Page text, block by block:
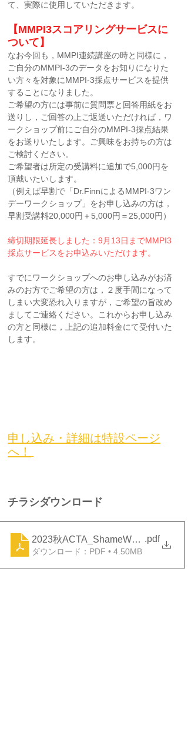
て、実際に使用していただきます。
【MMPI3スコアリングサービスに
ついて】
なお今回も，MMPI連続講座の時と同様に，
ご自分のMMPI-3のデータをお知りになりた
い方々を対象にMMPI-3採点サービスを提供
することになりました。
ご希望の方には事前に質問票と回答用紙をお
送りし，ご回答の上ご返送いただければ，ワ
ークショップ前にご自分のMMPI-3採点結果
をお送りいたします。ご興味をお持ちの方は
ご検討ください。
ご希望者は所定の受講料に追加で5,000円を
頂戴いたいします。
（例えば早割で「Dr.FinnによるMMPI-3ワン
デーワークショップ」をお申し込みの方は，
早割受講料20,000円＋5,000円＝25,000円）
締切期限延長しました：9月13日までMMPI3
採点サービスをお申込みいただけます。
すでにワークショップへのお申し込みがお済
みのお方でご希望の方は，２度手間になって
しまい大変恐れ入りますが，ご希望の旨改め
ましてご連絡ください。これからお申し込み
の方と同様に，上記の追加料金にて受付いた
します。
申し込み・詳細は特設ページ
へ！
チラシダウンロード
2023秋ACTA_ShameWS_flyer0426
.pdf
ダウンロード：PDF • 4.50MB